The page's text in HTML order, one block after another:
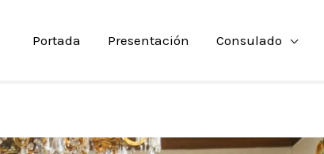
Portada Presentación Consulado